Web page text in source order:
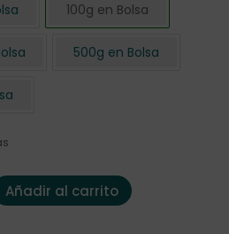
100g en Bolsa
500g en Bolsa
gr. cantidad
Añadir al carrito